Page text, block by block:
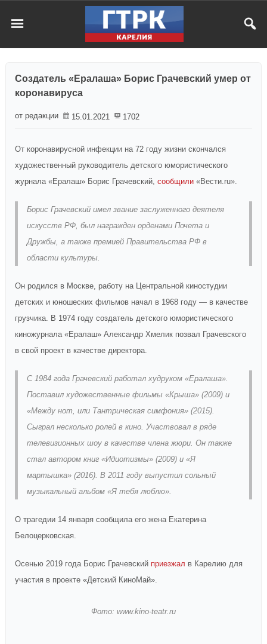
Создатель «Ералаша» Борис Грачевский умер от
коронавируса
от редакции 15.01.2021 1702
От коронавирусной инфекции на 72 году жизни скончался
художественный руководитель детского юмористического
журнала «Ералаш» Борис Грачевский, сообщили «Вести.ru».
Борис Грачевский имел звание заслуженного деятеля
искусств РФ, был награжден орденами Почета и
Дружбы, а также премией Правительства РФ в
области культуры.
Он родился в Москве, работу на Центральной киностудии
детских и юношеских фильмов начал в 1968 году — в качестве
грузчика. В 1974 году создатель детского юмористического
киножурнала «Ералаш» Александр Хмелик позвал Грачевского
в свой проект в качестве директора.
С 1984 года Грачевский работал худруком «Ералаша».
Поставил художественные фильмы «Крыша» (2009) и
«Между нот, или Тантрическая симфония» (2015).
Сыграл несколько ролей в кино. Участвовал в ряде
телевизионных шоу в качестве члена жюри. Он также
стал автором книг «Идиотизмы» (2009) и «Я
мартышка» (2016). В 2011 году выпустил сольный
музыкальный альбом «Я тебя люблю».
О трагедии 14 января сообщила его жена Екатерина
Белоцерковская.
Осенью 2019 года Борис Грачевский приезжал в Карелию для
участия в проекте «Детский КиноМай».
Фото: www.kino-teatr.ru